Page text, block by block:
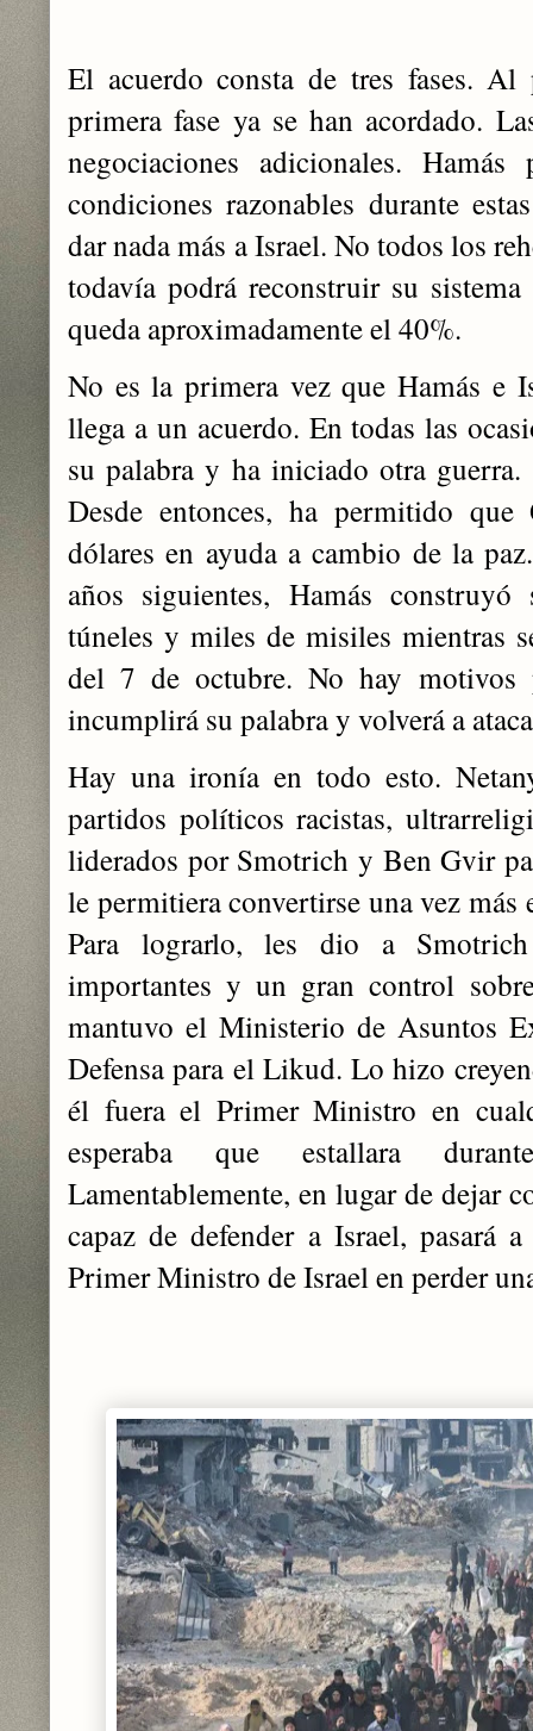
El acuerdo consta de tres fases.
primera fase ya se han acordado.
negociaciones adicionales.
condiciones razonables durante
dar nada más a Israel. No todos los
todavía podrá reconstruir su
queda aproximadamente el 40%.
No es la primera vez que Hamás e
llega a un acuerdo. En todas las
su palabra y ha iniciado otra
Desde entonces, ha permitido
dólares en ayuda a cambio de la
años siguientes, Hamás
túneles y miles de misiles mientras
del 7 de octubre. No hay motivos
incumplirá su palabra y volverá a
Hay una ironía en todo esto.
partidos políticos racistas,
liderados por Smotrich y Ben Gvir
le permitiera convertirse una vez
Para lograrlo, les dio a
importantes y un gran control
mantuvo el Ministerio de Asuntos
Defensa para el Likud. Lo hizo
él fuera el Primer Ministro en
esperaba que estallara
Lamentablemente, en lugar de dejar
capaz de defender a Israel, pasará
Primer Ministro de Israel en perder